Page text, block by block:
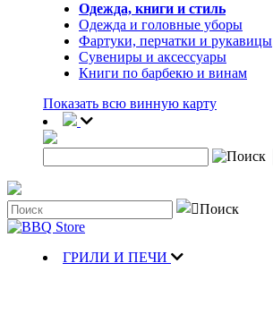
Одежда, книги и стиль
Одежда и головные уборы
Фартуки, перчатки и рукавицы
Сувениры и аксессуары
Книги по барбекю и винам
Показать всю винную карту
ГРИЛИ И ПЕЧИ